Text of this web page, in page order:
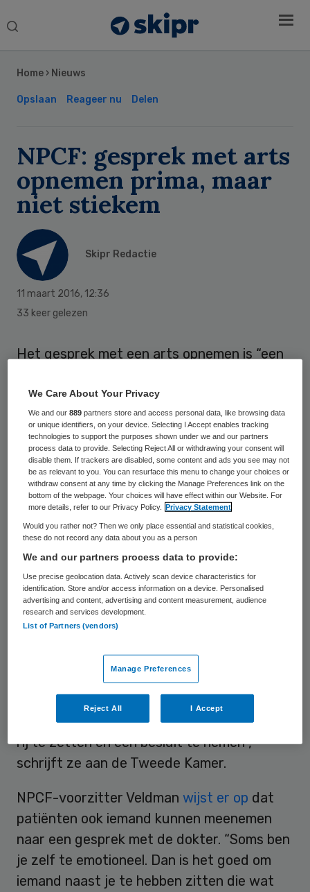
Search
Home › Nieuws
Opslaan Reageer nu Delen
NPCF: gesprek met arts
opnemen prima, maar
niet stiekem
Skipr Redactie
11 maart 2016, 12:36
33 keer gelezen
Het gesprek met een arts opnemen is “een
vertrouwensrelatie is het goed om dit van
tevoren te bespreken. “Dat is wel zo netjes.
En het is ook beter voor de
verstandhouding”, zegt Dianda Veldman
van Patiëntenfederatie NPCF in reactie op
opmerkingen van minister Schippers
(Volksgezondheid) hierover.
Minister Schippers van Volksgezondheid
adviseert patiënten hun gesprekken met de
dokter op te nemen. Dan kunnen ze later
nog eens luisteren wat de dokter allemaal
emotioneel beladen gesprek is, is de kans
groot dat de patiënt niet alles onthoudt.
Daarom kan het opnemen van een gesprek
de patiënt helpen om zijn gedachten op een
rij te zetten en een besluit te nemen”,
schrijft ze aan de Tweede Kamer.
NPCF-voorzitter Veldman wijst er op dat
patiënten ook iemand kunnen meenemen
naar een gesprek met de dokter. “Soms ben
je zelf te emotioneel. Dan is het goed om
iemand naast je te hebben zitten die wat
Sidebar
We Care About Your Privacy
We and our889 partners store and access personal data, like browsing data
or unique identifiers, on your device. Selecting I Accept enables tracking
technologies to support the purposes shown under we and our partners
process data to provide. Selecting Reject All or withdrawing your consent will
disable them. If trackers are disabled, some content and ads you see may not
be as relevant to you. You can resurface this menu to change your choices or
withdraw consent at any time by clicking the Manage Preferences link on the
bottom of the webpage. Your choices will have effect within our Website. For
more details, refer to our Privacy Policy.
Privacy Statement
Would you rather not? Then we only place essential and statistical cookies,
these do not record any data about you as a person
We and our partners process data to provide:
Use precise geolocation data. Actively scan device characteristics for
identification. Store and/or access information on a device. Personalised
advertising and content, advertising and content measurement, audience
research and services development.
List of Partners (vendors)
Manage Preferences
Reject All I Accept